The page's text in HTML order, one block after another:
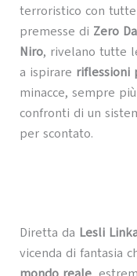
terroristico con
premesse di Zero
Niro, rivelano tutte
a ispirare riflessioni
minacce, sempre
confronti di un
per scontato.
Diretta da Lesli
vicenda di fantasia